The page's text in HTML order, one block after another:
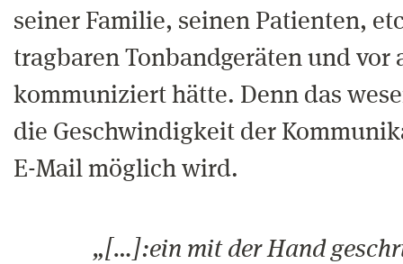
seiner Familie, seinen Patienten,
tragbaren Tonbandgeräten und vor
kommuniziert hätte. Denn das
die Geschwindigkeit der
E-Mail möglich wird.
„[…]:ein mit der Hand